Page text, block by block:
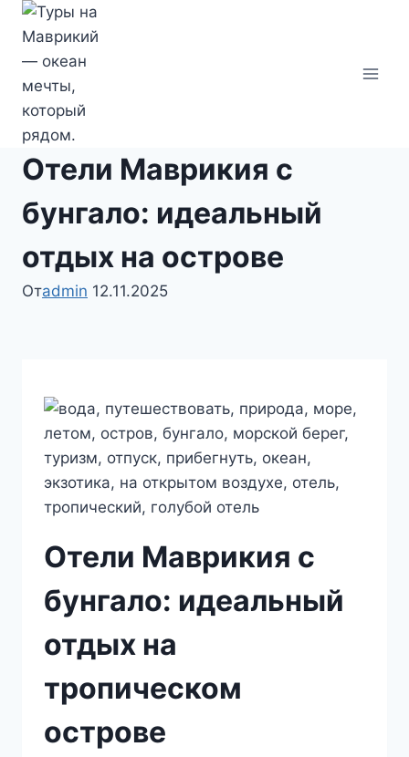
Перейти
содержимому
Отели Маврикия с
бунгало: идеальный
отдых на острове
Отadmin 12.11.2025
Отели Маврикия с
бунгало: идеальный
отдых на
тропическом
острове